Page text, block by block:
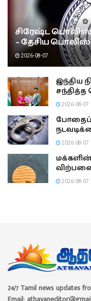
சிரேஷ்ட பொலிஸ்
– தேசிய
2026-08-07
இந்திய
2026-08-07
2026-08-07
2026-08-07
24/7 Tamil news updates